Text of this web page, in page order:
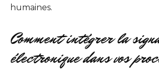
humaines.
Comment intégrer la
électronique dans vos